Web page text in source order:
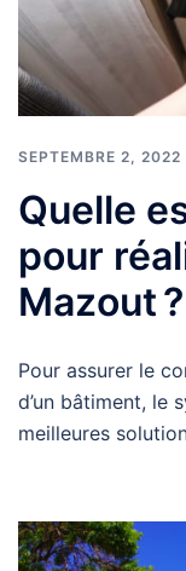
SEPTEMBRE 2, 2022
Quelle
pour
Mazout ?
Pour assurer le
d’un bâtiment, le
meilleures